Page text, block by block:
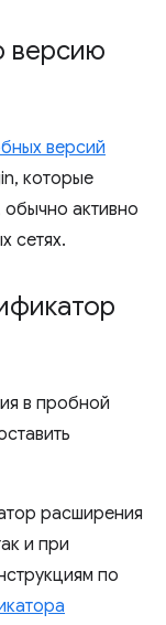
версию
версий
которые
активно
сетях.
в пробной
расширения
и при
по